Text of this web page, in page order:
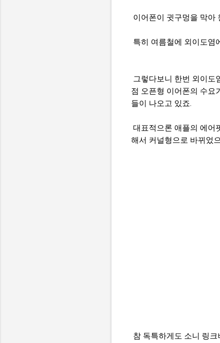
이어폰이 귓구멍을 막아
특히 여름철에 외이도염
그렇다보니 한번 외이도
점 오픈형 이어폰의 수요
들이 나오고 있죠.
대표적으론 애플의 에어
해서 커널형으로 바뀌었
참 독특하게도 소니 링